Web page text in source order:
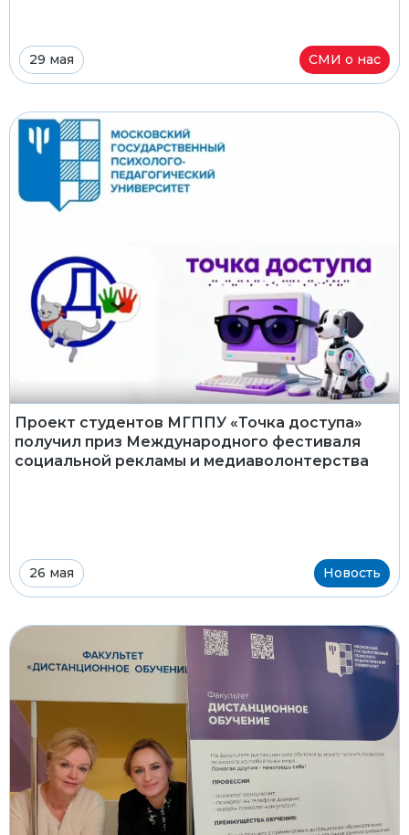
29 мая СМИ о нас
Проект студентов МГППУ «Точка доступа»
получил приз Международного фестиваля
социальной рекламы и медиаволонтерства
26 мая Новость